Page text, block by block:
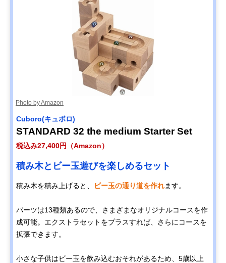
Photo by Amazon
Cuboro(キュボロ)
STANDARD 32 the medium Starter Set
税込み27,400円（Amazon）
積み木とビー玉遊びを楽しめるセット
積み木を積み上げると、 ビー玉の通り道を作れます。
パーツは13種類あるので、さまざまなオリジナルコースを作
成可能。エクストラセットをプラスすれば、さらにコースを
拡張できます。
小さな子供はビー玉を飲み込むおそれがあるため、5歳以上